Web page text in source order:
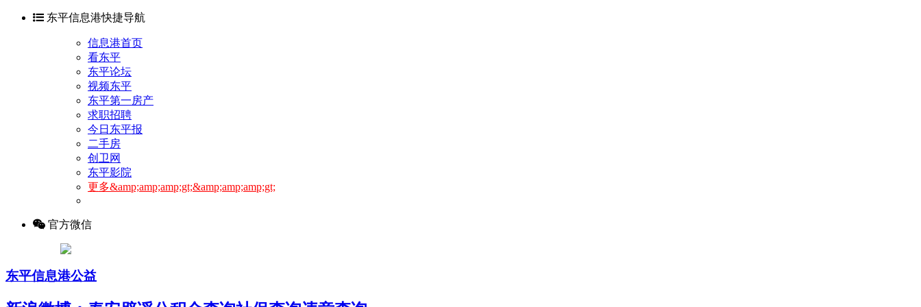
东平信息港快捷导航
信息港首页
看东平
东平论坛
视频东平
东平第一房产
求职招聘
今日东平报
二手房
创卫网
东平影院
更多&amp;amp;amp;gt;&amp;amp;amp;gt;
官方微信
东平信息港公益